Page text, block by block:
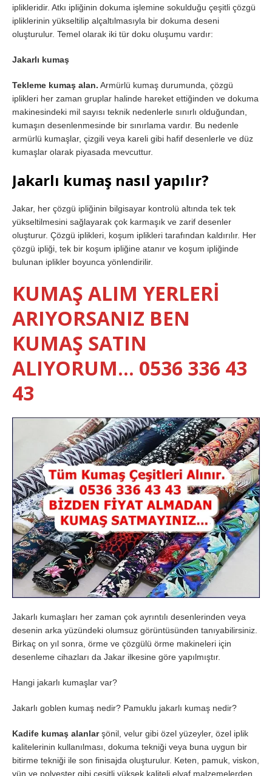
iplikleridir. Atkı ipliğinin dokuma işlemine sokulduğu çeşitli çözgü
ipliklerinin yükseltilip alçaltılmasıyla bir dokuma deseni
oluşturulur. Temel olarak iki tür doku oluşumu vardır:
Jakarlı kumaş
Tekleme kumaş alan. Armürlü kumaş durumunda, çözgü
iplikleri her zaman gruplar halinde hareket ettiğinden ve dokuma
makinesindeki mil sayısı teknik nedenlerle sınırlı olduğundan,
kumaşın desenlenmesinde bir sınırlama vardır. Bu nedenle
armürlü kumaşlar, çizgili veya kareli gibi hafif desenlerle ve düz
kumaşlar olarak piyasada mevcuttur.
Jakarlı kumaş nasıl yapılır?
Jakar, her çözgü ipliğinin bilgisayar kontrolü altında tek tek
yükseltilmesini sağlayarak çok karmaşık ve zarif desenler
oluşturur. Çözgü iplikleri, koşum iplikleri tarafından kaldırılır. Her
çözgü ipliği, tek bir koşum ipliğine atanır ve koşum ipliğinde
bulunan iplikler boyunca yönlendirilir.
KUMAŞ ALIM YERLERİ
ARIYORSANIZ BEN
KUMAŞ SATIN
ALIYORUM… 0536 336 43
43
Jakarlı kumaşları her zaman çok ayrıntılı desenlerinden veya
desenin arka yüzündeki olumsuz görüntüsünden tanıyabilirsiniz.
Birkaç on yıl sonra, örme ve çözgülü örme makineleri için
desenleme cihazları da Jakar ilkesine göre yapılmıştır.
Hangi jakarlı kumaşlar var?
Jakarlı goblen kumaş nedir? Pamuklu jakarlı kumaş nedir?
Kadife kumaş alanlarşönil, velur gibi özel yüzeyler, özel iplik
kalitelerinin kullanılması, dokuma tekniği veya buna uygun bir
bitirme tekniği ile son finisajda oluşturulur. Keten, pamuk, viskon,
yün ve polyester gibi çeşitli yüksek kaliteli elyaf malzemelerden